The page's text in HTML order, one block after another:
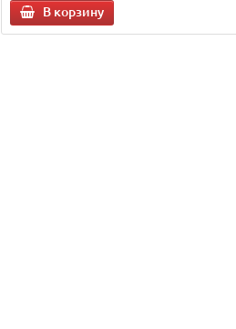
В корзину